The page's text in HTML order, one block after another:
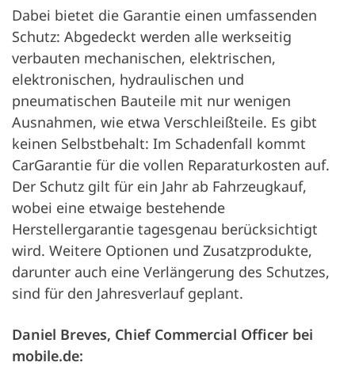
Dabei bietet die Garantie einen umfassenden
Schutz: Abgedeckt werden alle werkseitig
verbauten mechanischen, elektrischen,
elektronischen, hydraulischen und
pneumatischen Bauteile mit nur wenigen
Ausnahmen, wie etwa Verschleißteile. Es gibt
keinen Selbstbehalt: Im Schadenfall kommt
CarGarantie für die vollen Reparaturkosten auf.
Der Schutz gilt für ein Jahr ab Fahrzeugkauf,
wobei eine etwaige bestehende
Herstellergarantie tagesgenau berücksichtigt
wird. Weitere Optionen und Zusatzprodukte,
darunter auch eine Verlängerung des Schutzes,
sind für den Jahresverlauf geplant.
Daniel Breves, Chief Commercial Officer bei
mobile.de: